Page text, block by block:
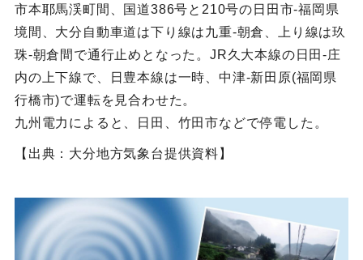
市本耶馬渓町間、国道386号と210号の日田市-福岡県
境間、大分自動車道は下り線は九重-朝倉、上り線は玖
珠-朝倉間で通行止めとなった。JR久大本線の日田-庄
内の上下線で、日豊本線は一時、中津-新田原(福岡県
行橋市)で運転を見合わせた。
九州電力によると、日田、竹田市などで停電した。
【出典：大分地方気象台提供資料】